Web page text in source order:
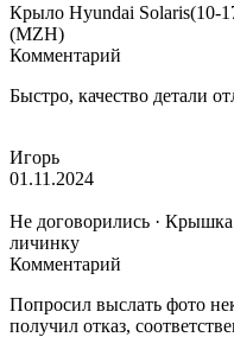
Крыло Hyundai Solaris(10-
(MZH)
Комментарий
Быстро, качество детали
Игорь
01.11.2024
Не договорились ·
личинку
Комментарий
Попросил выслать фото
получил отказ,